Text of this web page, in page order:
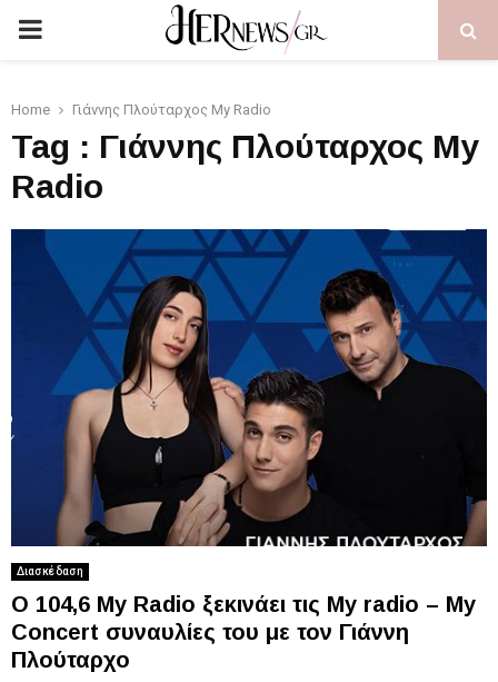
PRIMARY
Home Γιάννης Πλούταρχος My Radio
Tag : Γιάννης Πλούταρχος My
Radio
Διασκέδαση
Ο 104,6 My Radio ξεκινάει τις My radio – Μy
Concert συναυλίες του με τον Γιάννη
Πλούταρχο